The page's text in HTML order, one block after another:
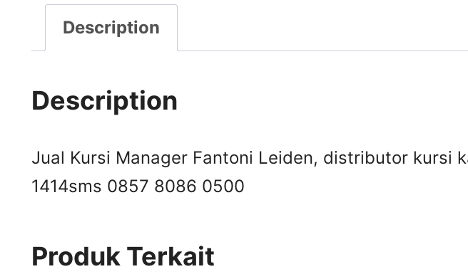
Description
Description
Jual Kursi Manager Fantoni Leiden, distributor kursi
1414sms 0857 8086 0500
Produk Terkait